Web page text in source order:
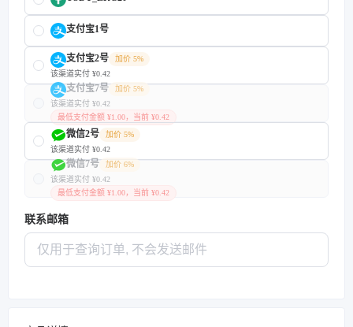
支付宝1号
支付宝2号
加价 5%
该渠道实付 ¥0.42
支付宝7号
加价 5%
该渠道实付 ¥0.42
最低支付金额 ¥1.00，当前 ¥0.42
微信2号
加价 5%
该渠道实付 ¥0.42
微信7号
加价 6%
该渠道实付 ¥0.42
最低支付金额 ¥1.00，当前 ¥0.42
联系邮箱